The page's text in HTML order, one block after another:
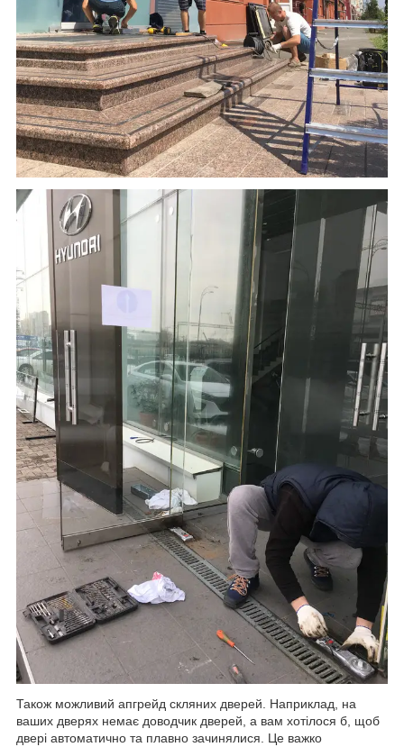
Також можливий апгрейд скляних дверей. Наприклад, на
ваших дверях немає доводчик дверей, а вам хотілося б, щоб
двері автоматично та плавно зачинялися. Це важко